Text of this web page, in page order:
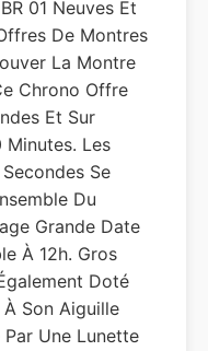
01 Neuves Et
De Montres
La Montre
Chrono Offre
Et Sur
Minutes. Les
Se
Du
Grande Date
À 12h. Gros
Doté
Son Aiguille
Une Lunette